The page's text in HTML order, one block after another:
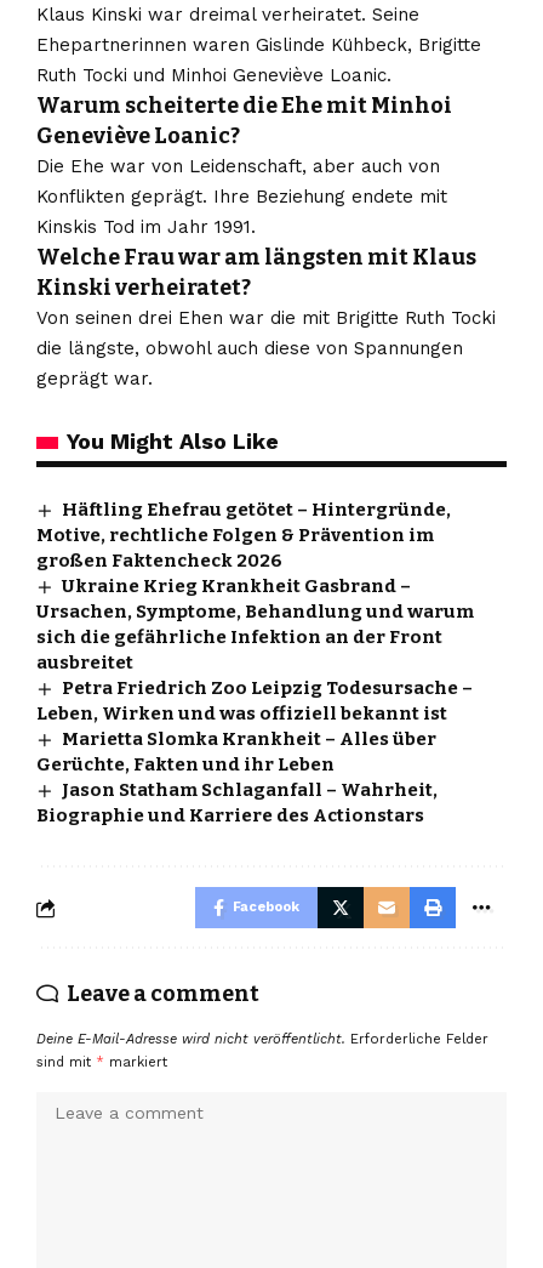
Klaus Kinski war dreimal verheiratet. Seine
Ehepartnerinnen waren Gislinde Kühbeck, Brigitte
Ruth Tocki und Minhoi Geneviève Loanic.
Warum scheiterte die Ehe mit Minhoi
Geneviève Loanic?
Die Ehe war von Leidenschaft, aber auch von
Konflikten geprägt. Ihre Beziehung endete mit
Kinskis Tod im Jahr 1991.
Welche Frau war am längsten mit Klaus
Kinski verheiratet?
Von seinen drei Ehen war die mit Brigitte Ruth Tocki
die längste, obwohl auch diese von Spannungen
geprägt war.
You Might Also Like
Häftling Ehefrau getötet – Hintergründe,
Motive, rechtliche Folgen & Prävention im
großen Faktencheck 2026
Ukraine Krieg Krankheit Gasbrand –
Ursachen, Symptome, Behandlung und warum
sich die gefährliche Infektion an der Front
ausbreitet
Petra Friedrich Zoo Leipzig Todesursache –
Leben, Wirken und was offiziell bekannt ist
Marietta Slomka Krankheit – Alles über
Gerüchte, Fakten und ihr Leben
Jason Statham Schlaganfall – Wahrheit,
Biographie und Karriere des Actionstars
Facebook
Leave a comment
Deine E-Mail-Adresse wird nicht veröffentlicht. Erforderliche Felder
sind mit * markiert